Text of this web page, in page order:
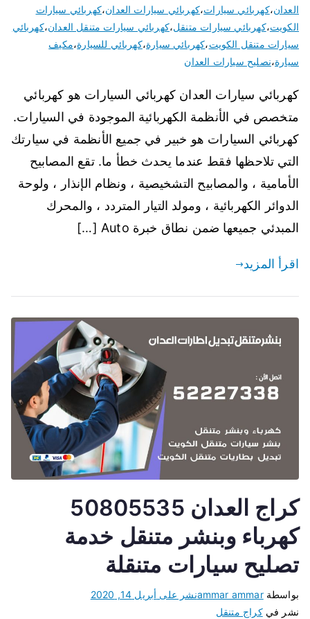
العدان،كهربائي سيارات،كهربائي سيارات العدان،كهربائي سيارات
الكويت،كهربائي سيارات متنقل،كهربائي سيارات متنقل العدان،كهربائي
سيارات متنقل الكويت،كهربائي سيارة،كهربائي للسيارة،مكيف
سيارة،نصليح سيارات العدان
كهربائي سيارات العدان كهربائي السيارات هو كهربائي
متخصص في الأنظمة الكهربائية الموجودة في السيارات.
كهربائي السيارات هو خبير في جميع الأنظمة في سيارتك
التي تلاحظها فقط عندما يحدث خطأ ما. تقع المصابيح
الأمامية ، والمصابيح التشخيصية ، ونظام الإنذار ، ولوحة
الدوائر الكهربائية ، ومولد التيار المتردد ، والمحرك
المبدئي جميعها ضمن نطاق خبرة Auto […]
اقرأ المزيد
كراج العدان 50805535
كهرباء وبنشر متنقل خدمة
تصليح سيارات متنقلة
بواسطةammar ammarنشر على أبريل 14, 2020
نشر فيكراج متنقل